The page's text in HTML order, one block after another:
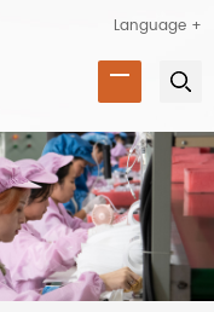
Language +